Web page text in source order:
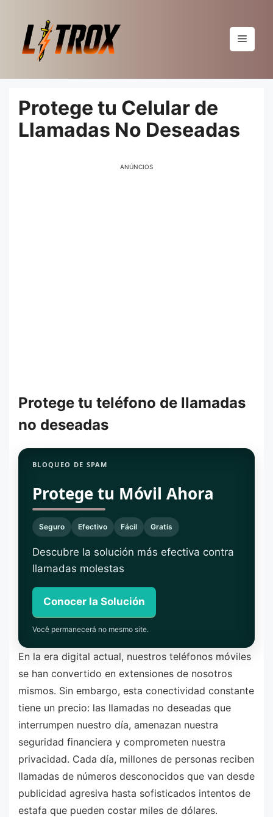
conteúdo
Menu
Protege tu Celular de
Llamadas No Deseadas
ANÚNCIOS
Protege tu teléfono de llamadas
no deseadas
BLOQUEO DE SPAM
Protege tu Móvil Ahora
Seguro Efectivo Fácil Gratis
Descubre la solución más efectiva contra
llamadas molestas
Conocer la Solución
Você permanecerá no mesmo site.
En la era digital actual, nuestros teléfonos móviles
se han convertido en extensiones de nosotros
mismos. Sin embargo, esta conectividad constante
tiene un precio: las llamadas no deseadas que
interrumpen nuestro día, amenazan nuestra
seguridad financiera y comprometen nuestra
privacidad. Cada día, millones de personas reciben
llamadas de números desconocidos que van desde
publicidad agresiva hasta sofisticados intentos de
estafa que pueden costar miles de dólares.